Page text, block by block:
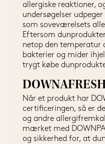
allergiske reaktioner,
undersøgelser
som soveværelsets
Eftersom dunprodukter
netop den temperatur
bakterier og mider
trygt købe
Når et produkt har
certificeringen, så er
og andre
mærket med
og sikkerhed for, at